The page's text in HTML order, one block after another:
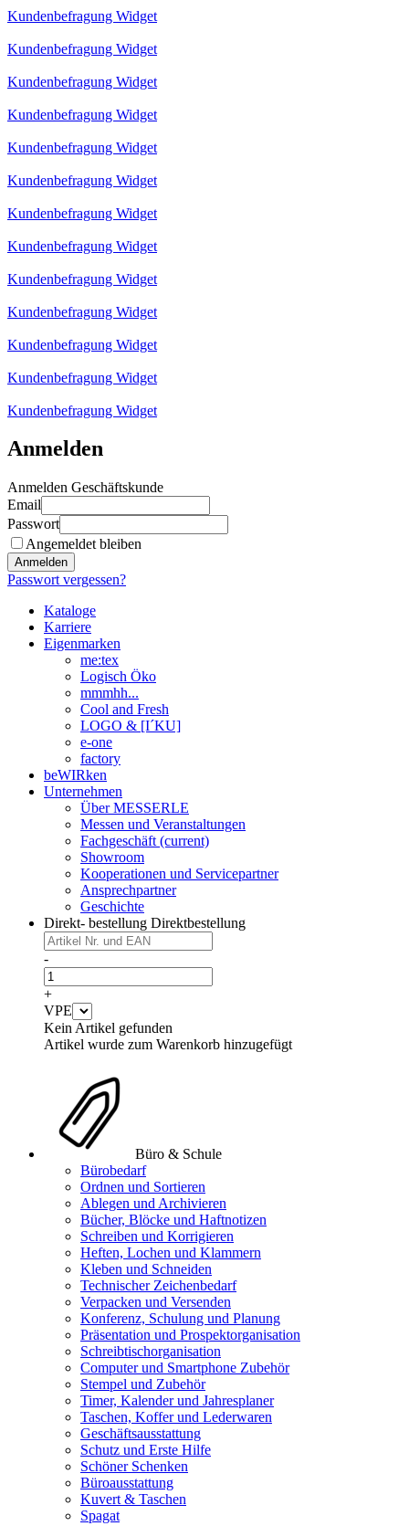
Kundenbefragung Widget
Kundenbefragung Widget
Kundenbefragung Widget
Kundenbefragung Widget
Kundenbefragung Widget
Kundenbefragung Widget
Kundenbefragung Widget
Kundenbefragung Widget
Kundenbefragung Widget
Kundenbefragung Widget
Kundenbefragung Widget
Kundenbefragung Widget
Kundenbefragung Widget
Anmelden
Anmelden Geschäftskunde
Email
Passwort
Angemeldet bleiben
Anmelden
Passwort vergessen?
Kataloge
Karriere
Eigenmarken
me:tex
Logisch Öko
mmmhh...
Cool and Fresh
LOGO & [I´KU]
e-one
factory
beWIRken
Unternehmen
Über MESSERLE
Messen und Veranstaltungen
Fachgeschäft (current)
Showroom
Kooperationen und Servicepartner
Ansprechpartner
Geschichte
Direkt- bestellung Direktbestellung
-
+
VPE
Kein Artikel gefunden
Artikel wurde zum Warenkorb hinzugefügt
Büro & Schule
Bürobedarf
Ordnen und Sortieren
Ablegen und Archivieren
Bücher, Blöcke und Haftnotizen
Schreiben und Korrigieren
Heften, Lochen und Klammern
Kleben und Schneiden
Technischer Zeichenbedarf
Verpacken und Versenden
Konferenz, Schulung und Planung
Präsentation und Prospektorganisation
Schreibtischorganisation
Computer und Smartphone Zubehör
Stempel und Zubehör
Timer, Kalender und Jahresplaner
Taschen, Koffer und Lederwaren
Geschäftsausstattung
Schutz und Erste Hilfe
Schöner Schenken
Büroausstattung
Kuvert & Taschen
Spagat